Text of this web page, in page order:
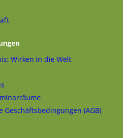
Wirken in die Welt
Geschäftsbedingungen (AGB)